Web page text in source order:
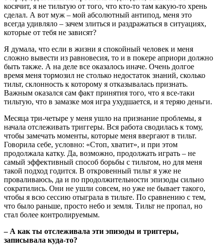
косячит, я не тильтую от того, что кто-то там какую-то хрень
сделал. А вот муж – мой абсолютный антипод, меня это
всегда удивляло – зачем злиться и раздражаться в ситуациях,
которые от тебя не зависят?
Я думала, что если в жизни я спокойный человек и меня
сложно вывести из равновесия, то и в покере априори должно
быть также. А на деле все оказалось иначе. Очень долгое
время меня тормозил не столько недостаток знаний, сколько
тильт, склонность к которому я отказывалась признать.
Важным оказался сам факт принятия того, что я все-таки
тильтую, что в замазке моя игра ухудшается, и я теряю деньги.
Месяца три-четыре у меня ушло на признание проблемы, я
начала отслеживать триггеры. Вся работа сводилась к тому,
чтобы замечать моменты, которые меня ввергают в тильт.
Говорила себе, условно: «Стоп, хватит», и при этом
продолжала катку. Да, возможно, продолжать играть – не
самый эффективный способ борьбы с тильтом, но для меня
такой подход годится. В откровенный тильт я уже не
проваливаюсь, да и по продолжительности эпизоды сильно
сократились. Они не ушли совсем, но уже не бывает такого,
чтобы я всю сессию отыграла в тильте. По сравнению с тем,
что было раньше, просто небо и земля. Тильт не пропал, но
стал более контролируемым.
– А как ты отслеживала эти эпизоды и триггеры,
записывала куда-то?